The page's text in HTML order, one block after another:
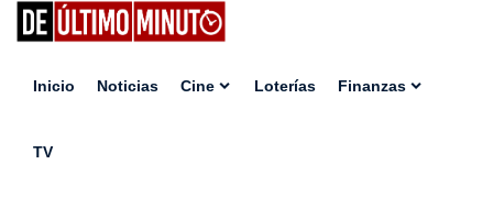
Inicio Noticias Cine Loterías Finanzas
TV